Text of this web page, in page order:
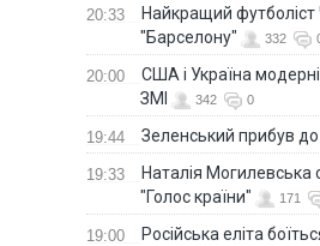
20:33
Найкращий
"Барселону"
332
20:00
США і Україна
ЗМІ
342 0
19:44 Зеленський прибув
19:33
Наталія
"Голос країни"
171
19:00
Російська еліта